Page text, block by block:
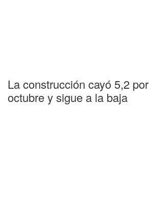
La construcción cayó 5,2
octubre y sigue a la baja